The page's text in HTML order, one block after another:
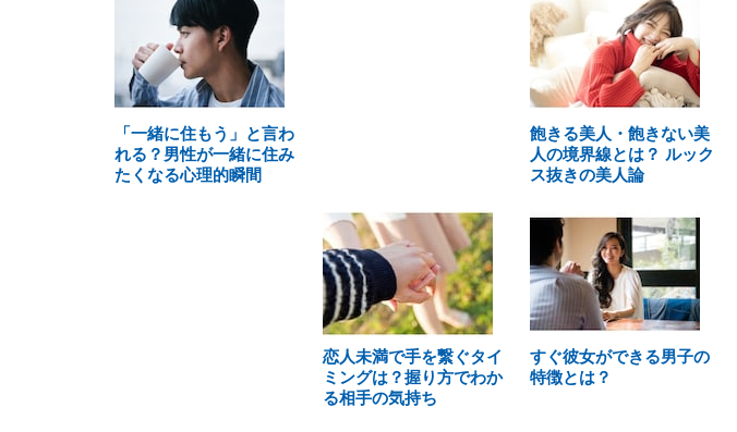
「一緒に住もう」と言わ
れる？男性が一緒に住み
たくなる心理的瞬間
飽きる美人・飽きない美
人の境界線とは？ ルック
ス抜きの美人論
恋人未満で手を繋ぐタイ
ミングは？握り方でわか
る相手の気持ち
すぐ彼女ができる男子の
特徴とは？